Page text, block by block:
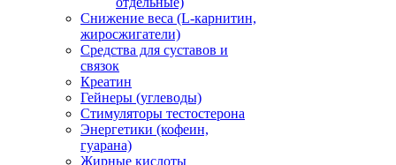
Снижение веса (L-карнитин,
жиросжигатели)
Средства для суставов и
связок
Креатин
Гейнеры (углеводы)
Стимуляторы тестостерона
Энергетики (кофеин,
гуарана)
Жирные кислоты